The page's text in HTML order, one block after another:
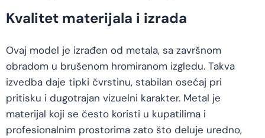
Kvalitet materijala i izrada
Ovaj model je izrađen od metala, sa završnom
obradom u brušenom hromiranom izgledu. Takva
izvedba daje tipki čvrstinu, stabilan osećaj pri
pritisku i dugotrajan vizuelni karakter. Metal je
materijal koji se često koristi u kupatilima i
profesionalnim prostorima zato što deluje uredno,